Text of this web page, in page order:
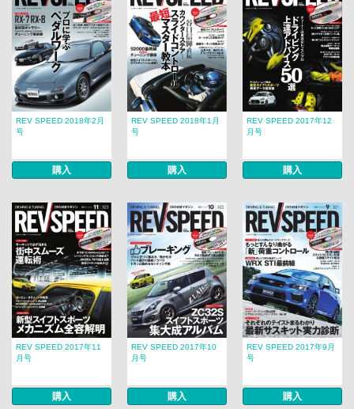
REV SPEED 2018年2月
号
購入
REV SPEED 2018年1月
号
購入
REV SPEED 2017年12
月号
購入
REV SPEED 2017年11
月号
購入
REV SPEED 2017年10
月号
購入
REV SPEED 2017年9月
号
購入